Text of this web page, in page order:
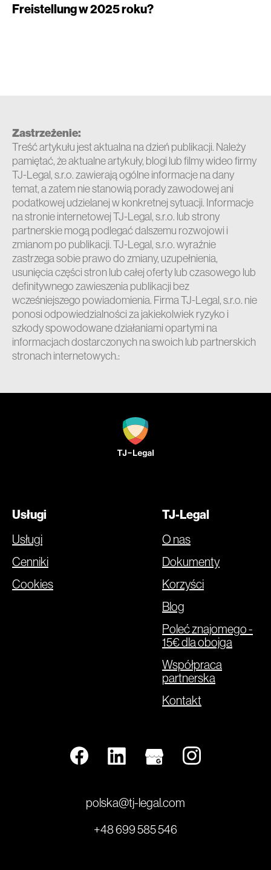
Freistellung w 2025 roku?
Zastrzeżenie:
Treść artykułu jest aktualna na dzień publikacji. Należy
pamiętać, że aktualne artykuły, blogi lub filmy wideo firmy
TJ-Legal, s.r.o. zawierają ogólne informacje na dany
temat, a zatem nie stanowią porady zawodowej ani
podatkowej udzielanej w konkretnej sytuacji. Informacje
na stronie internetowej TJ-Legal, s.r.o. lub strony
partnerskie mogą podlegać dalszemu rozwojowi i
zmianom po publikacji. TJ-Legal, s.r.o. wyraźnie
zastrzega sobie prawo do zmiany, uzupełnienia,
usunięcia części stron lub całej oferty lub czasowego lub
definitywnego zawieszenia publikacji bez
wcześniejszego powiadomienia. Firma TJ-Legal, s.r.o. nie
ponosi odpowiedzialności za jakiekolwiek ryzyko i
szkody spowodowane działaniami opartymi na
informacjach dostarczonych na swoich lub partnerskich
stronach internetowych.:
Usługi
Usługi
Cenniki
Cookies
TJ-Legal
O nas
Dokumenty
Korzyści
Blog
Poleć znajomego -
15€ dla obojga
Współpraca
partnerska
Kontakt
polska@tj-legal.com
+48 699 585 546